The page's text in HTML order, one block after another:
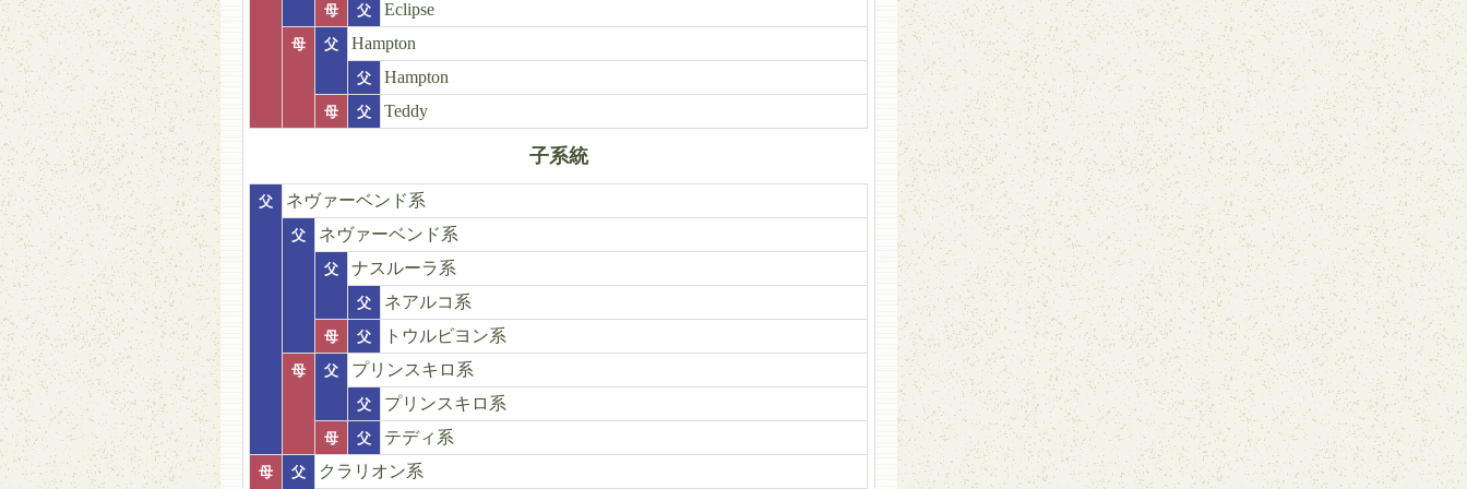
母 父 Eclipse
母 父 Hampton
父 Hampton
母 父 Teddy
子系統
父 ネヴァーベンド系
父 ネヴァーベンド系
父 ナスルーラ系
父 ネアルコ系
母 父 トウルビヨン系
母 父 プリンスキロ系
父 プリンスキロ系
母 父 テディ系
母 父 クラリオン系